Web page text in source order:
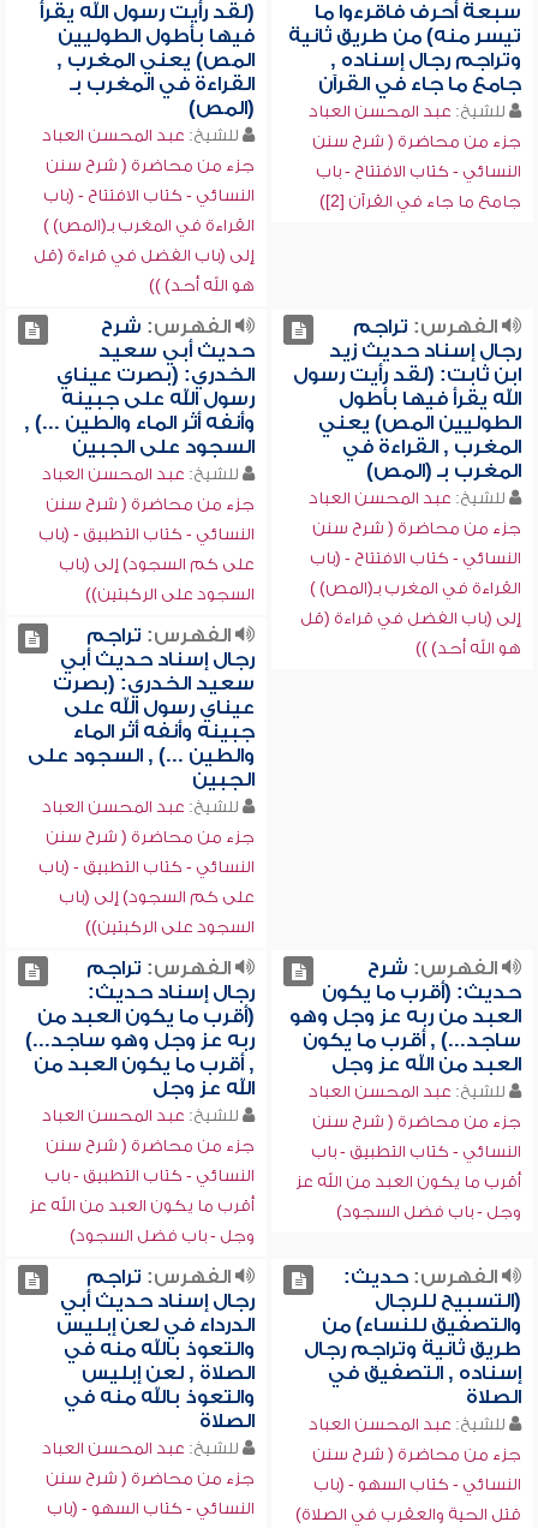
سبعة أحرف فاقرءوا ما
تيسر منه) من طريق ثانية
وتراجم رجال إسناده ,
جامع ما جاء في القرآن
للشيخ: عبد المحسن العباد
جزء من محاضرة ( شرح سنن
النسائي - كتاب الافتتاح - باب
جامع ما جاء في القرآن [2])
(لقد رأيت رسول الله يقرأ
فيها بأطول الطوليين
المص) يعني المغرب ,
القراءة في المغرب بـ
(المص)
للشيخ: عبد المحسن العباد
جزء من محاضرة ( شرح سنن
النسائي - كتاب الافتتاح - (باب
القراءة في المغرب بـ(المص) )
إلى (باب الفضل في قراءة (قل
هو الله أحد) ))
الفهرس: تراجم
رجال إسناد حديث زيد
ابن ثابت: (لقد رأيت رسول
الله يقرأ فيها بأطول
الطوليين المص) يعني
المغرب , القراءة في
المغرب بـ (المص)
للشيخ: عبد المحسن العباد
جزء من محاضرة ( شرح سنن
النسائي - كتاب الافتتاح - (باب
القراءة في المغرب بـ(المص) )
إلى (باب الفضل في قراءة (قل
هو الله أحد) ))
الفهرس: شرح
حديث أبي سعيد
الخدري: (بصرت عيناي
رسول الله على جبينه
وأنفه أثر الماء والطين ...) ,
السجود على الجبين
للشيخ: عبد المحسن العباد
جزء من محاضرة ( شرح سنن
النسائي - كتاب التطبيق - (باب
على كم السجود) إلى (باب
السجود على الركبتين))
الفهرس: تراجم
رجال إسناد حديث أبي
سعيد الخدري: (بصرت
عيناي رسول الله على
جبينه وأنفه أثر الماء
والطين ...) , السجود على
الجبين
للشيخ: عبد المحسن العباد
جزء من محاضرة ( شرح سنن
النسائي - كتاب التطبيق - (باب
على كم السجود) إلى (باب
السجود على الركبتين))
الفهرس: شرح
حديث: (أقرب ما يكون
العبد من ربه عز وجل وهو
ساجد...) , أقرب ما يكون
العبد من الله عز وجل
للشيخ: عبد المحسن العباد
جزء من محاضرة ( شرح سنن
النسائي - كتاب التطبيق - باب
أقرب ما يكون العبد من الله عز
وجل - باب فضل السجود)
الفهرس: تراجم
رجال إسناد حديث:
(أقرب ما يكون العبد من
ربه عز وجل وهو ساجد...)
, أقرب ما يكون العبد من
الله عز وجل
للشيخ: عبد المحسن العباد
جزء من محاضرة ( شرح سنن
النسائي - كتاب التطبيق - باب
أقرب ما يكون العبد من الله عز
وجل - باب فضل السجود)
الفهرس:حديث:
(التسبيح للرجال
والتصفيق للنساء) من
طريق ثانية وتراجم رجال
إسناده , التصفيق في
الصلاة
للشيخ: عبد المحسن العباد
جزء من محاضرة ( شرح سنن
النسائي - كتاب السهو - (باب
قتل الحية والعقرب في الصلاة)
الفهرس: تراجم
رجال إسناد حديث أبي
الدرداء في لعن إبليس
والتعوذ بالله منه في
الصلاة , لعن إبليس
والتعوذ بالله منه في
الصلاة
للشيخ: عبد المحسن العباد
جزء من محاضرة ( شرح سنن
النسائي - كتاب السهو - (باب